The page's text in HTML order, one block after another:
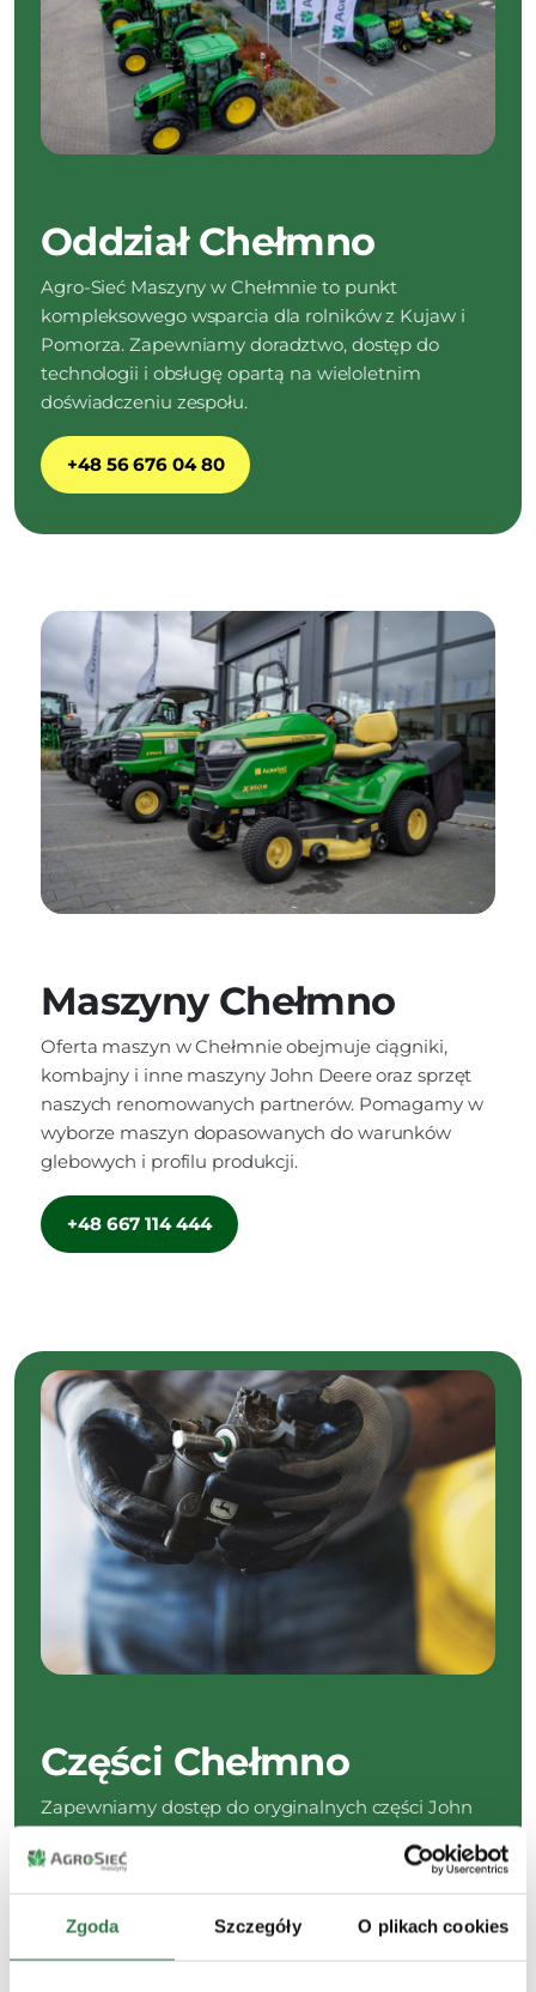
Zgoda Szczegóły O plikach cookies
Oddział Chełmno
Agro-Sieć Maszyny w Chełmnie to punkt
kompleksowego wsparcia dla rolników z Kujaw i
Pomorza. Zapewniamy doradztwo, dostęp do
technologii i obsługę opartą na wieloletnim
doświadczeniu zespołu.
+48 56 676 04 80
Maszyny Chełmno
Oferta maszyn w Chełmnie obejmuje ciągniki,
kombajny i inne maszyny John Deere oraz sprzęt
naszych renomowanych partnerów. Pomagamy w
wyborze maszyn dopasowanych do warunków
glebowych i profilu produkcji.
+48 667 114 444
Części Chełmno
Zapewniamy dostęp do oryginalnych części John
łączą atrakcyjną cenę z certyfikowaną jakością. To
maszyn w sprawności.